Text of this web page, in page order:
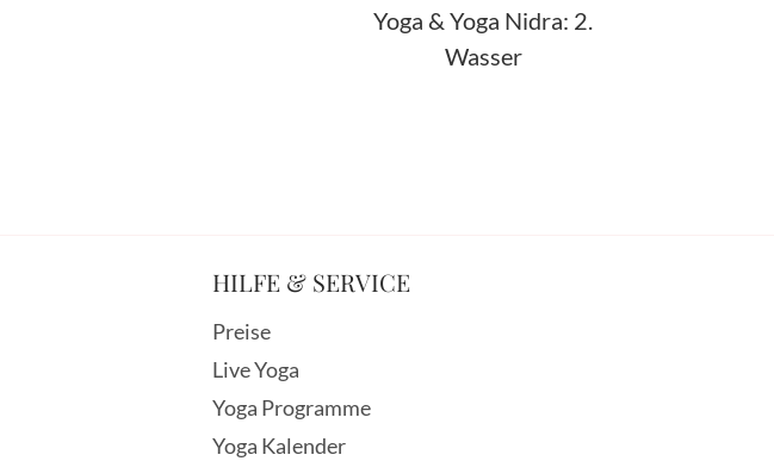
Yoga & Yoga Nidra: 2.
Wasser
HILFE & SERVICE
Preise
Live Yoga
Yoga Programme
Yoga Kalender